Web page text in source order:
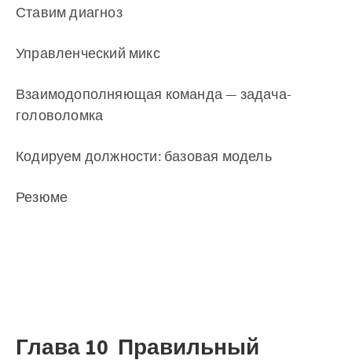
Ставим диагноз
Управленческий микс
Взаимодополняющая команда — задача-
головоломка
Кодируем должности: базовая модель
Резюме
Глава 10 Правильный